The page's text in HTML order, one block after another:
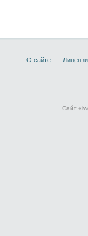
О сайте
Сайт